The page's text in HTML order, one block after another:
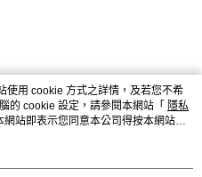
使用 cookie 方式之詳情，及若您不希
的 cookie 設定，請參閱本網站「 隱私
站即表示您同意本公司得按本網站使